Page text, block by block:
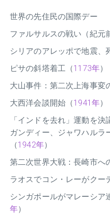
世界の先住民の国際デー
ファルサルスの戦い（紀元
シリアのアレッポで地震、
ピサの斜塔着工（1173年）
大山事件：第二次上海事変
大西洋会談開始（1941年）
「インドを去れ」運動を
ガンディー、ジャワハルラ
（1942年）
第二次世界大戦：長崎市へ
ラオスでコン・レーがクー
シンガポールがマレーシア
年）